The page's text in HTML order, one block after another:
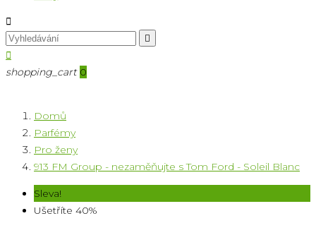



shopping_cart 0
Domů
Parfémy
Pro ženy
913 FM Group - nezaměňujte s Tom Ford - Soleil Blanc
Sleva!
Ušetříte 40%